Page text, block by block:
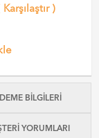
Karşılaştır)
BİLGİLERİ
YORUMLARI